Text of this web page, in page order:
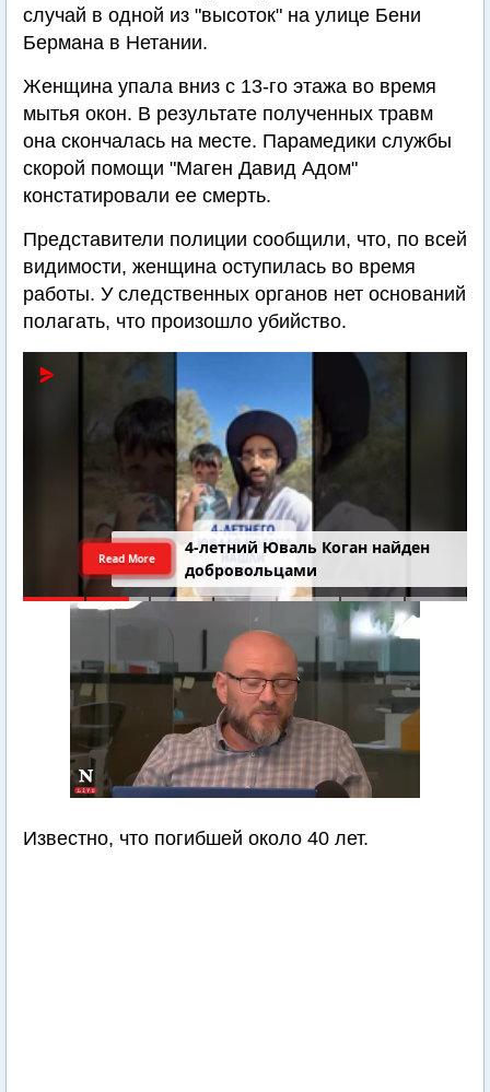
случай в одной из "высоток" на улице Бени
Бермана в Нетании.
Женщина упала вниз с 13-го этажа во время
мытья окон. В результате полученных травм
она скончалась на месте. Парамедики службы
скорой помощи "Маген Давид Адом"
констатировали ее смерть.
Представители полиции сообщили, что, по всей
видимости, женщина оступилась во время
работы. У следственных органов нет оснований
полагать, что произошло убийство.
4-летний Юваль Коган найден
добровольцами
Read More
Известно, что погибшей около 40 лет.